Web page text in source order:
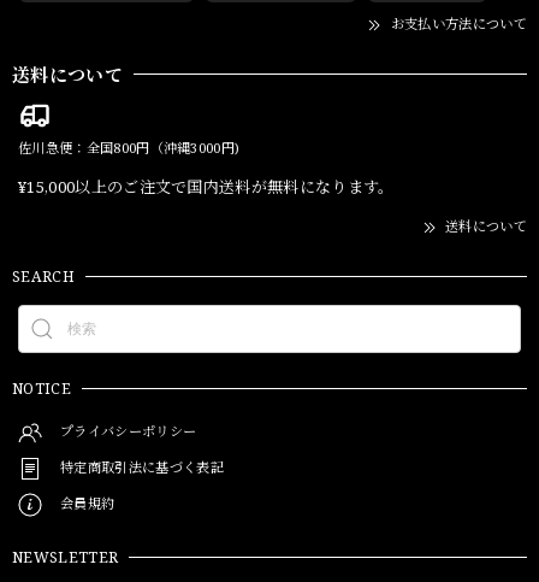
お支払い方法について
送料について
佐川急便：全国800円（沖縄3000円)
¥15,000以上のご注文で国内送料が無料になります。
送料について
SEARCH
NOTICE
プライバシーポリシー
特定商取引法に基づく表記
会員規約
NEWSLETTER